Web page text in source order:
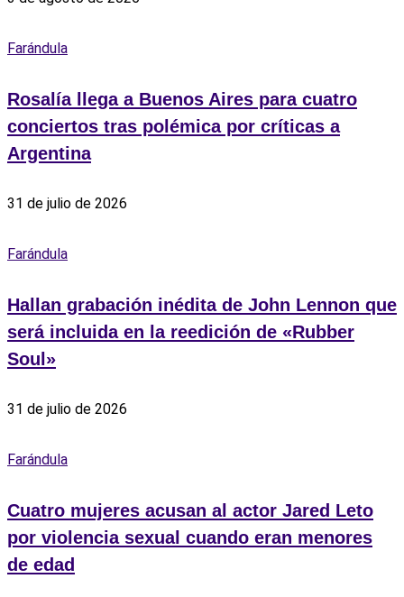
Farándula
Rosalía llega a Buenos Aires para cuatro
conciertos tras polémica por críticas a
Argentina
31 de julio de 2026
Farándula
Hallan grabación inédita de John Lennon que
será incluida en la reedición de «Rubber
Soul»
31 de julio de 2026
Farándula
Cuatro mujeres acusan al actor Jared Leto
por violencia sexual cuando eran menores
de edad